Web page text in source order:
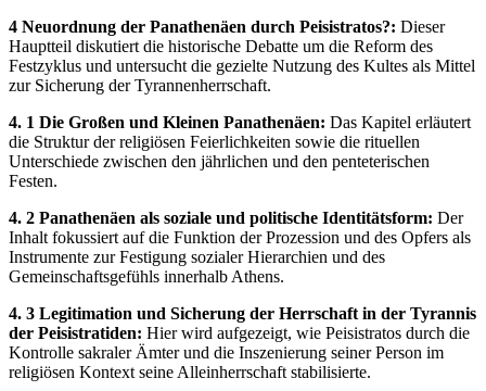
4 Neuordnung der Panathenäen durch Peisistratos?: Dieser
Hauptteil diskutiert die historische Debatte um die Reform des
Festzyklus und untersucht die gezielte Nutzung des Kultes als Mittel
zur Sicherung der Tyrannenherrschaft.
4. 1 Die Großen und Kleinen Panathenäen: Das Kapitel erläutert
die Struktur der religiösen Feierlichkeiten sowie die rituellen
Unterschiede zwischen den jährlichen und den penteterischen
Festen.
4. 2 Panathenäen als soziale und politische Identitätsform: Der
Inhalt fokussiert auf die Funktion der Prozession und des Opfers als
Instrumente zur Festigung sozialer Hierarchien und des
Gemeinschaftsgefühls innerhalb Athens.
4. 3 Legitimation und Sicherung der Herrschaft in der Tyrannis
der Peisistratiden: Hier wird aufgezeigt, wie Peisistratos durch die
Kontrolle sakraler Ämter und die Inszenierung seiner Person im
religiösen Kontext seine Alleinherrschaft stabilisierte.